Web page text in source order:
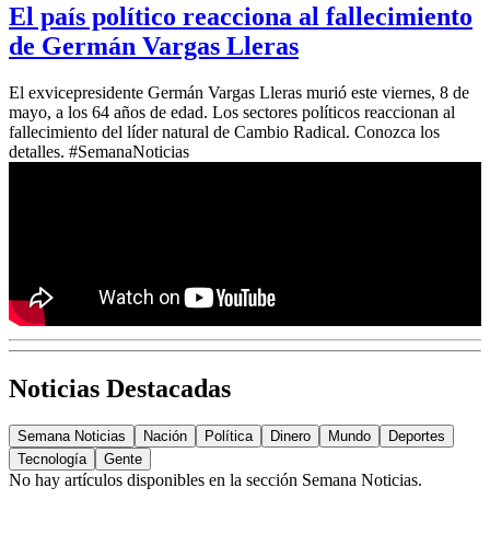
El país político reacciona al fallecimiento
de Germán Vargas Lleras
El exvicepresidente Germán Vargas Lleras murió este viernes, 8 de
mayo, a los 64 años de edad. Los sectores políticos reaccionan al
fallecimiento del líder natural de Cambio Radical. Conozca los
detalles. #SemanaNoticias
Noticias Destacadas
Semana Noticias Nación Política Dinero Mundo
Deportes
Tecnología
Gente
No hay artículos disponibles en la sección Semana Noticias.